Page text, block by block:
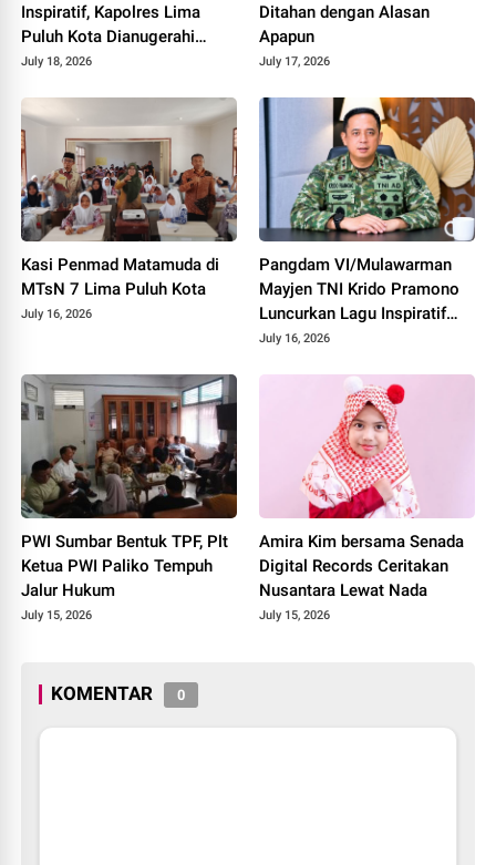
Inspiratif, Kapolres Lima
Puluh Kota Dianugerahi
Penghargaan
July 18, 2026
Ditahan dengan Alasan
Apapun
July 17, 2026
Kasi Penmad Matamuda di
MTsN 7 Lima Puluh Kota
July 16, 2026
Pangdam VI/Mulawarman
Mayjen TNI Krido Pramono
Luncurkan Lagu Inspiratif
"Teruslah Melangkah"
July 16, 2026
PWI Sumbar Bentuk TPF, Plt
Ketua PWI Paliko Tempuh
Jalur Hukum
July 15, 2026
Amira Kim bersama Senada
Digital Records Ceritakan
Nusantara Lewat Nada
July 15, 2026
KOMENTAR 0